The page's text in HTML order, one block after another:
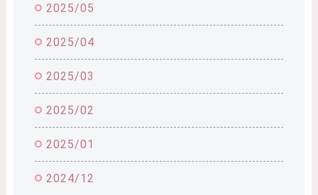
2025/05
2025/04
2025/03
2025/02
2025/01
2024/12